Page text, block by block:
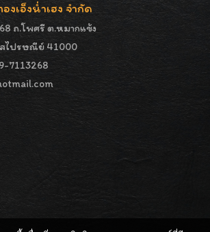
เอ็งน่ำเฮง จำกัด
ถ.โพศรี ต.หมากแข้ง
สไปรษณีย์ 41000
7113268